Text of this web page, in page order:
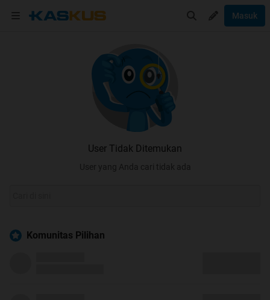
Masuk
User Tidak Ditemukan
User yang Anda cari tidak ada
Komunitas Pilihan